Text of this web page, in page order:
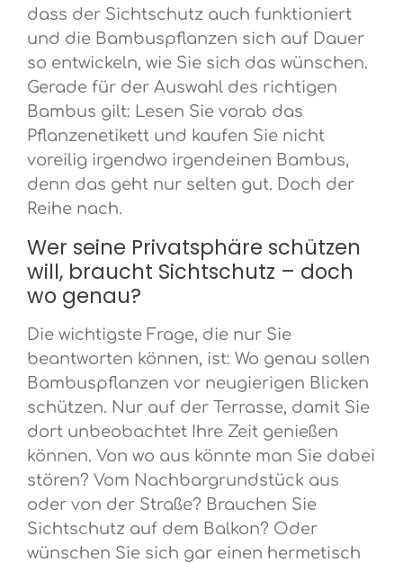
dass der Sichtschutz auch funktioniert
und die Bambuspflanzen sich auf Dauer
so entwickeln, wie Sie sich das wünschen.
Gerade für der Auswahl des richtigen
Bambus gilt: Lesen Sie vorab das
Pflanzenetikett und kaufen Sie nicht
voreilig irgendwo irgendeinen Bambus,
denn das geht nur selten gut. Doch der
Reihe nach.
Wer seine Privatsphäre schützen
will, braucht Sichtschutz – doch
wo genau?
Die wichtigste Frage, die nur Sie
beantworten können, ist: Wo genau sollen
Bambuspflanzen vor neugierigen Blicken
schützen. Nur auf der Terrasse, damit Sie
dort unbeobachtet Ihre Zeit genießen
können. Von wo aus könnte man Sie dabei
stören? Vom Nachbargrundstück aus
oder von der Straße? Brauchen Sie
Sichtschutz auf dem Balkon? Oder
wünschen Sie sich gar einen hermetisch